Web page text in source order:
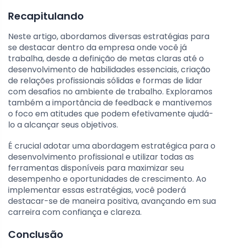
Recapitulando
Neste artigo, abordamos diversas estratégias para
se destacar dentro da empresa onde você já
trabalha, desde a definição de metas claras até o
desenvolvimento de habilidades essenciais, criação
de relações profissionais sólidas e formas de lidar
com desafios no ambiente de trabalho. Exploramos
também a importância de feedback e mantivemos
o foco em atitudes que podem efetivamente ajudá-
lo a alcançar seus objetivos.
É crucial adotar uma abordagem estratégica para o
desenvolvimento profissional e utilizar todas as
ferramentas disponíveis para maximizar seu
desempenho e oportunidades de crescimento. Ao
implementar essas estratégias, você poderá
destacar-se de maneira positiva, avançando em sua
carreira com confiança e clareza.
Conclusão